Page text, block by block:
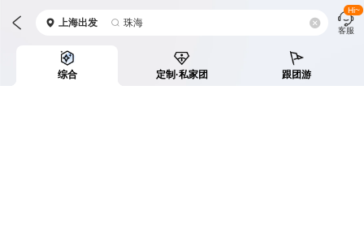
上海出发 珠海
客服
Hi~
综合 定制·私家团 跟团游